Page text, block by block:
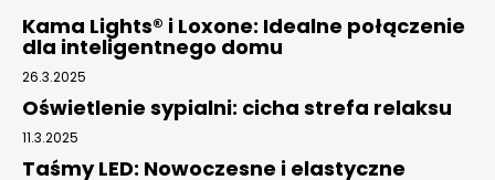
Kama Lights® i Loxone: Idealne połączenie
dla inteligentnego domu
26.3.2025
Oświetlenie sypialni: cicha strefa relaksu
11.3.2025
Taśmy LED: Nowoczesne i elastyczne